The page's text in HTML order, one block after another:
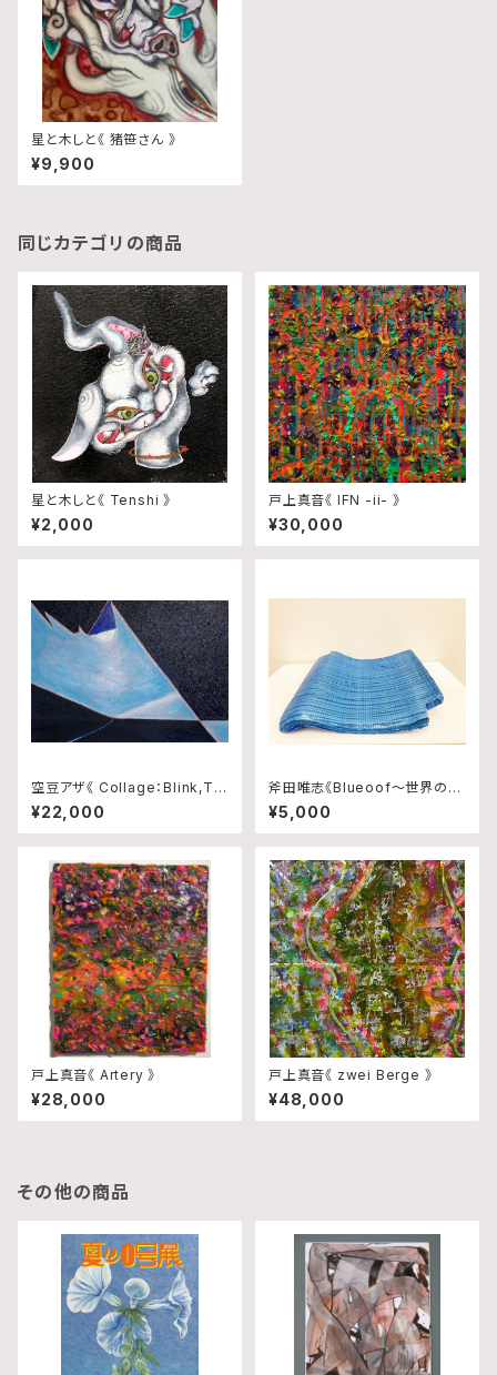
星と木しと《 猪笹さん 》
¥9,900
同じカテゴリの商品
星と木しと《 Tenshi 》
¥2,000
戸上真音《 IFN -ii- 》
¥30,000
空豆アザ《 Collage：Blink,Tra
ce and Rhythm No.10 》
¥22,000
斧田唯志《Blueoof〜世界の真
ん中で輝いた日本政府から千葉
県民へ贈り物〜》
¥5,000
戸上真音《 Artery 》
¥28,000
戸上真音《 zwei Berge 》
¥48,000
その他の商品